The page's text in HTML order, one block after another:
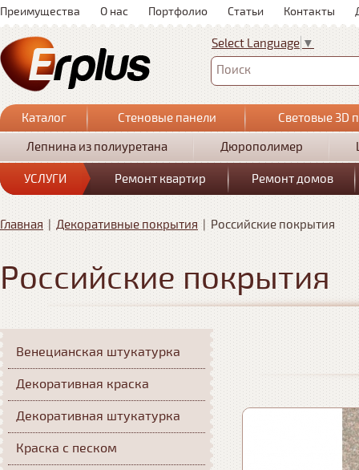
Преимущества О нас Портфолио Статьи Контакты
Select Language ▼
Поиск
Каталог Стеновые панели
Световые 3D
Лепнина из полиуретана
Дюрополимер
УСЛУГИ Ремонт квартир Ремонт домов
Главная | Декоративные покрытия | Российские покрытия
Российские покрытия
Венецианская штукатурка
Декоративная краска
Декоративная штукатурка
Краска с песком